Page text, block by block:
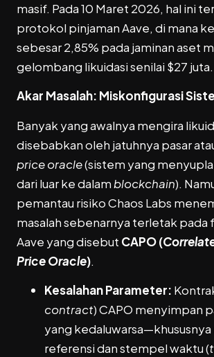
masif. Pada 10 Maret 2026, hal ini
protokol pinjaman Aave, di mana
sebesar 2,85% pada jaminan aset
gelombang likuidasi senilai $27 juta.
Akar Masalah: Miskonfigurasi
Banyak yang awalnya mengira
disebabkan oleh jatuhnya pasar
price oracle(sistem yang
dari luar ke dalam blockchain).
pemantau risiko Chaos Labs
masalah sebenarnya terletak pada
Aave yang disebut CAPO (
Price Oracle).
Kesalahan Parameter:
contract) CAPO menyimpan
yang kedaluwarsa—khususnya
referensi dan stempel waktu (